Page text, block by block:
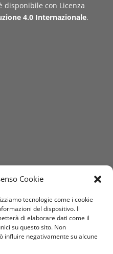
Cookie
tecnologie come i cookie
del dispositivo. Il
di elaborare dati come il
su questo sito. Non
influire negativamente su alcune
disponibile con Licenza
4.0 Internazionale.